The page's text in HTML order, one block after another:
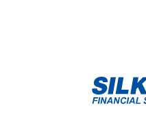
อย่างได้ เป็นต้น) และข้า
ข้าพเจ้าแทนการลงลาย
ประกันเท่านั้น เช็คราคา